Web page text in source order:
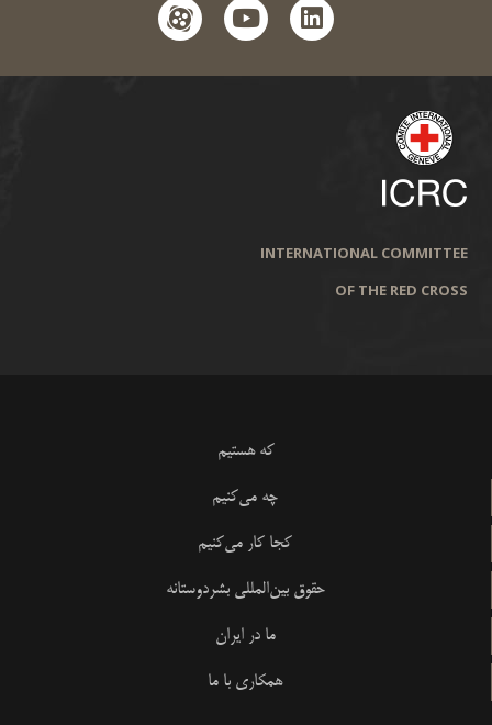
linkedin
youtube
aparat
INTERNATIONAL COMMITTEE
OF THE RED CROSS
که هستیم
چه می‌کنیم
کجا کار می‌کنیم
حقوق بین‌المللی بشردوستانه
ما در ایران
همکاری با ما